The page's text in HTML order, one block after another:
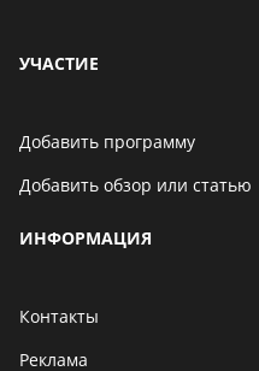
УЧАСТИЕ
Добавить программу
Добавить обзор или статью
ИНФОРМАЦИЯ
Контакты
Реклама